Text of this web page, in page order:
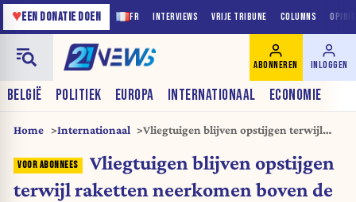
FR INTERVIEWS VRIJE TRIBUNE COLUMNS
♥EEN DONATIE DOEN
BELGIË POLITIEK EUROPA INTERNATIONAAL ECONOMIE
ABONNEREN INLOGGEN
Home Internationaal
Vliegtuigen blijven opstijgen terwijl
Vliegtuigen blijven opstijgen
terwijl raketten neerkomen boven de